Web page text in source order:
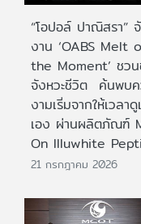
“โอปอล์ ปาณิสรา”
งาน ‘OABS Melt
the Moment’ ชวน
จังหวะชีวิต ค้นพบค
งามเริ่มจากให้เวลา
เอง ผ่านผลิตภัณฑ์
On Illuwhite
21 กรกฎาคม 2026